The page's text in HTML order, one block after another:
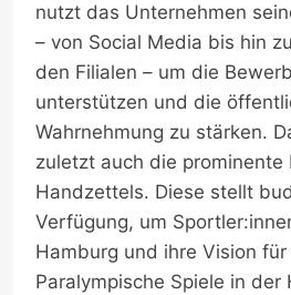
nutzt das Unternehmen
– von Social Media bis hin
den Filialen – um die
unterstützen und die
Wahrnehmung zu stärken.
zuletzt auch die prominente
Handzettels. Diese stellt
Verfügung, um
Hamburg und ihre Vision
Paralympische Spiele in der